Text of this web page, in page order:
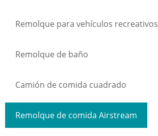
Remolque para vehículos recreativos
Remolque de baño
Camión de comida cuadrado
Remolque de comida Airstream